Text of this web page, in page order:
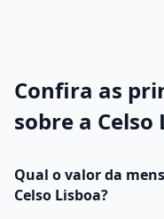
Confira as
sobre a Celso
Qual o valor da
Celso Lisboa?